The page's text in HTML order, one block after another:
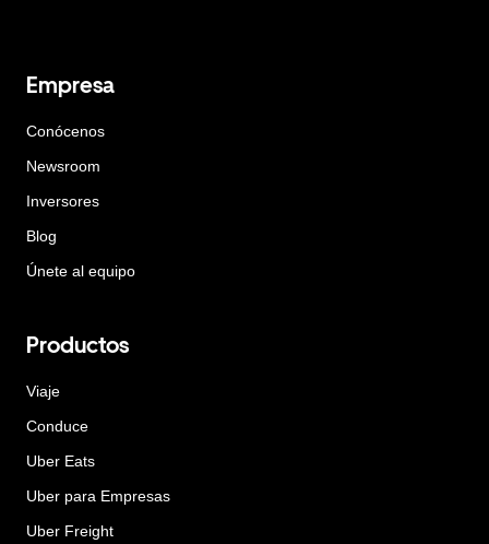
Empresa
Conócenos
Newsroom
Inversores
Blog
Únete al equipo
Productos
Viaje
Conduce
Uber Eats
Uber para Empresas
Uber Freight